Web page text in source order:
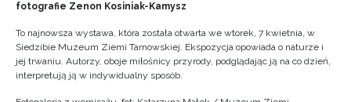
fotografie Zenon Kosiniak-Kamysz
To najnowsza wystawa, która została otwarta we wtorek, 7 kwietnia, w
Siedzibie Muzeum Ziemi Tarnowskiej. Ekspozycja opowiada o naturze i
jej trwaniu. Autorzy, oboje miłośnicy przyrody, podglądając ją na co dzień,
interpretują ją w indywidualny sposób.